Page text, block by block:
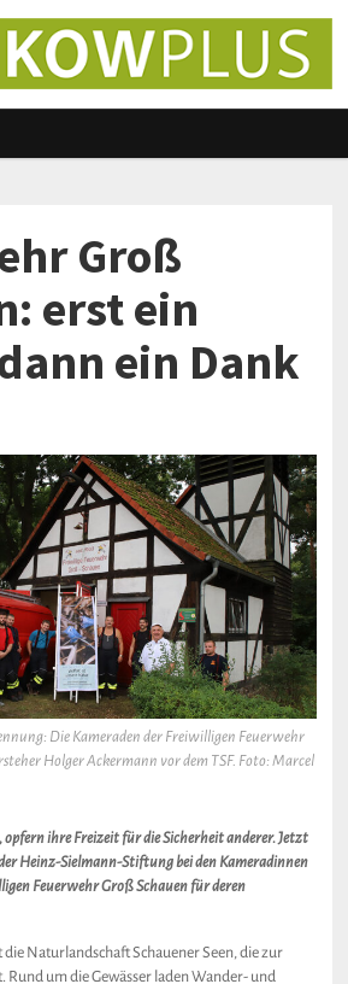
Groß
erst ein
ein Dank
Die Kameraden der Freiwilligen Feuerwehr
Holger Ackermann vor dem TSF. Foto: Marcel
opfern ihre Freizeit für die Sicherheit anderer. Jetzt
Heinz-Sielmann-Stiftung bei den Kameradinnen
Feuerwehr Groß Schauen für deren
Naturlandschaft Schauener Seen, die zur
um die Gewässer laden Wander- und